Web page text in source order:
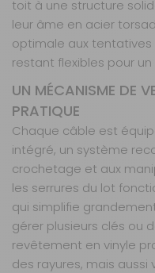
toit à une structure
leur âme en acier
optimale aux
restant flexibles pour
UN MÉCANISME DE
PRATIQUE
Chaque câble est
intégré, un système
crochetage et aux
les serrures du lot
qui simplifie
gérer plusieurs clés ou
revêtement en vinyle
des rayures, mais